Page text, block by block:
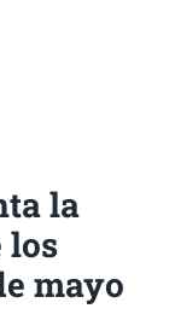
la
los
mayo